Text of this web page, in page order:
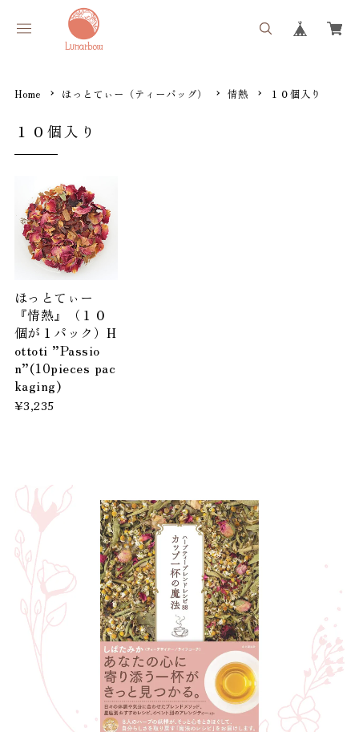
Home ほっとてぃー（ティーバッグ） 情熱 １０個入り
１０個入り
ほっとてぃー
『情熱』（１０
個が１パック）H
ottoti ”Passio
n”(10pieces pac
kaging)
¥3,235